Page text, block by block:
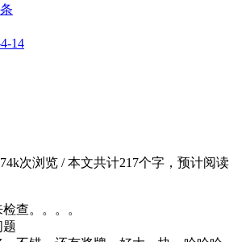
14
次浏览 /本文共计217个字，预计阅读
查。。。。
题